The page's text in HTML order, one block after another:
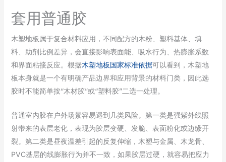
套用普通胶
木塑地板属于复合材料应用，不同配方的木粉、塑料基体、填
料、助剂比例差异，会直接影响表面能、吸水行为、热膨胀系数
和界面粘接反应。根据木塑地板国家标准依据可以看到，木塑地
板本身就是一个有明确产品边界和应用背景的材料门类，因此选
胶时不能简单按“木材胶”或“塑料胶”二选一处理。
普通室内胶在户外场景容易遇到几类风险。第一类是强紫外线照
射带来的表层老化，表现为胶层变硬、发脆、表面粉化或边缘开
裂。第二类是昼夜温差引起的反复伸缩，木塑与金属、木龙骨、
PVC基层的线膨胀行为并不一致，如果胶层过硬，就容易把应力